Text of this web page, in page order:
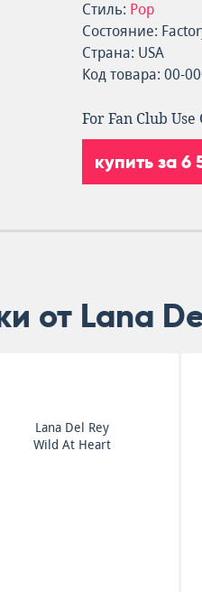
Стиль: Pop
Состояние:
Страна: USA
Код товара: 00-
For Fan Club
купить за 6
от Lana
Lana Del Rey
Wild At Heart